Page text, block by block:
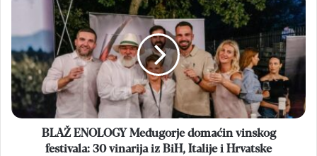
ENOLOGY
Međugorje
domaćin
vinskog
festivala:
30
vinarija
iz
BLAŽ ENOLOGY Međugorje domaćin vinskog
festivala: 30 vinarija iz BiH, Italije i Hrvatske